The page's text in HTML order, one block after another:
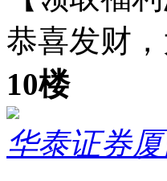
恭喜发财
10楼
华泰证券